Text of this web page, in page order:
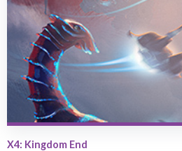
X4: Kingdom End